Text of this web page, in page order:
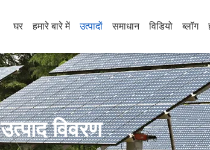
घर हमारे बारे में उत्पादों समाधान विडियो ब्लॉग
उत्पाद विवरण